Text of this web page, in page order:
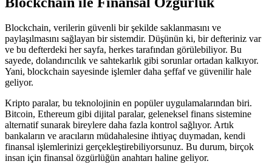
Blockchain, verilerin güvenli bir şekilde saklanmasını ve
paylaşılmasını sağlayan bir sistemdir. Düşünün ki, bir defteriniz var
ve bu defterdeki her sayfa, herkes tarafından görülebiliyor. Bu
sayede, dolandırıcılık ve sahtekarlık gibi sorunlar ortadan kalkıyor.
Yani, blockchain sayesinde işlemler daha şeffaf ve güvenilir hale
geliyor.
Kripto paralar, bu teknolojinin en popüler uygulamalarından biri.
Bitcoin, Ethereum gibi dijital paralar, geleneksel finans sistemine
alternatif sunarak bireylere daha fazla kontrol sağlıyor. Artık
bankaların ve aracıların müdahalesine ihtiyaç duymadan, kendi
finansal işlemlerinizi gerçekleştirebiliyorsunuz. Bu durum, birçok
insan için finansal özgürlüğün anahtarı haline geliyor.